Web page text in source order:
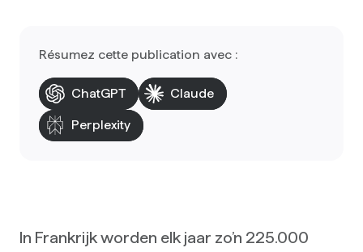
Résumez cette publication avec :
ChatGPT Claude
Perplexity
In Frankrijk worden elk jaar zo’n 225.000